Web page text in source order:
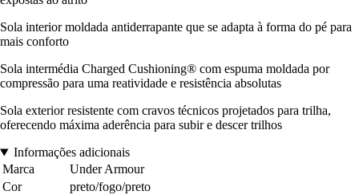
Sola interior moldada antiderrapante que se adapta à forma do pé para
mais conforto
Sola intermédia Charged Cushioning® com espuma moldada por
compressão para uma reatividade e resistência absolutas
Sola exterior resistente com cravos técnicos projetados para trilha,
oferecendo máxima aderência para subir e descer trilhos
Informações adicionais
Marca
Under Armour
Cor
preto/fogo/preto